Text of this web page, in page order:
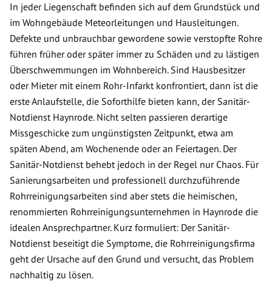
In jeder Liegenschaft befinden sich auf dem Grundstück und
im Wohngebäude Meteorleitungen und Hausleitungen.
Defekte und unbrauchbar gewordene sowie verstopfte Rohre
führen früher oder später immer zu Schäden und zu lästigen
Überschwemmungen im Wohnbereich. Sind Hausbesitzer
oder Mieter mit einem Rohr-Infarkt konfrontiert, dann ist die
erste Anlaufstelle, die Soforthilfe bieten kann, der Sanitär-
Notdienst Haynrode. Nicht selten passieren derartige
Missgeschicke zum ungünstigsten Zeitpunkt, etwa am
späten Abend, am Wochenende oder an Feiertagen. Der
Sanitär-Notdienst behebt jedoch in der Regel nur Chaos. Für
Sanierungsarbeiten und professionell durchzuführende
Rohrreinigungsarbeiten sind aber stets die heimischen,
renommierten Rohrreinigungsunternehmen in Haynrode die
idealen Ansprechpartner. Kurz formuliert: Der Sanitär-
Notdienst beseitigt die Symptome, die Rohrreinigungsfirma
geht der Ursache auf den Grund und versucht, das Problem
nachhaltig zu lösen.